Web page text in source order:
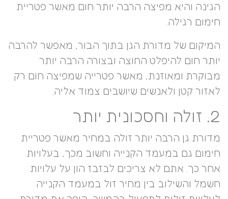
הגינה והיא מפיצה הרבה יותר חום מאשר פטריית
חימום רגילה.
המיקום של מדורת הגן בתוך הבור, מאפשר להרבה
יותר חום להיפלט החוצה ובצורה הרבה יותר
מבוקרת ומאוזנת, מאשר פטרייה שמפיצה חום רק
לאזור קטן ולאנשים שיושבים צמוד אליה.
2. זולה וחסכונית יותר
מדורת גן הרבה יותר זולה במחיר מאשר פטריית
חימום גם במעמד הקנייה וחשוב מכך, בעלויות
אחר כך. אתם לא צריכים לבזבז הון על עלויות
חשמל והשילוב בין מחיר זול במעמד הקנייה